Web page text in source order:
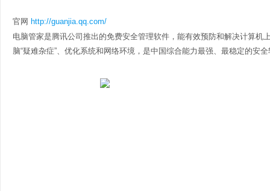
官网 http://guanjia.qq.com/
电脑管家是腾讯公司推出的免费安全管理软件，能有效预防和解决计算机
脑“疑难杂症”、优化系统和网络环境，是中国综合能力最强、最稳定的安